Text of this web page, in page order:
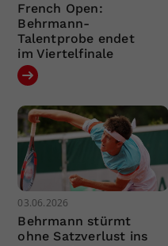
French Open:
Behrmann-
Talentprobe endet
im Viertelfinale
03.06.2026
Behrmann stürmt
ohne Satzverlust ins